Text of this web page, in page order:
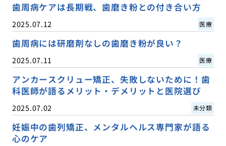
歯周病ケアは長期戦、歯磨き粉との付き合い方
2025.07.12 医療
歯周病には研磨剤なしの歯磨き粉が良い？
2025.07.11 医療
アンカースクリュー矯正、失敗しないために！歯
科医師が語るメリット・デメリットと医院選び
2025.07.02 未分類
妊娠中の歯列矯正、メンタルヘルス専門家が語る
心のケア